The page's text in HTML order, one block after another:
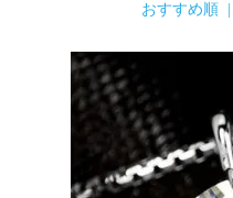
おすすめ順 |